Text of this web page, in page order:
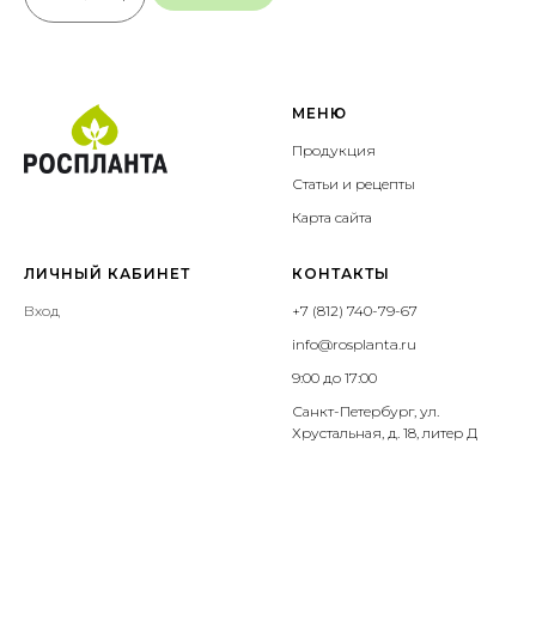
МЕНЮ
Продукция
Статьи и рецепты
Карта сайта
ЛИЧНЫЙ КАБИНЕТ
Вход
КОНТАКТЫ
+7 (812) 740-79-67
info@rosplanta.ru
9:00 до 17:00
Санкт-Петербург, ул.
Хрустальная, д. 18, литер Д